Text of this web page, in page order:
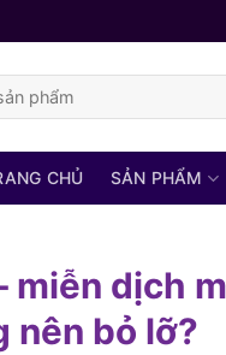
CHỦ SẢN PHẨM
dịch
nên bỏ lỡ?